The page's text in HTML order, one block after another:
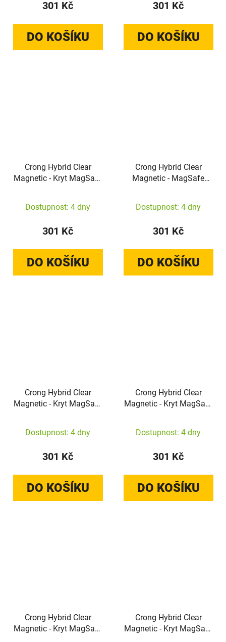
301 Kč
DO KOŠÍKU
301 Kč
DO KOŠÍKU
Crong Hybrid Clear
Magnetic - Kryt MagSafe
Dostupnost: 4 dny
301 Kč
DO KOŠÍKU
Crong Hybrid Clear
Magnetic - MagSafe
Dostupnost: 4 dny
301 Kč
DO KOŠÍKU
Crong Hybrid Clear
Magnetic - Kryt MagSafe
Dostupnost: 4 dny
301 Kč
DO KOŠÍKU
Crong Hybrid Clear
Magnetic - Kryt MagSafe
Dostupnost: 4 dny
301 Kč
DO KOŠÍKU
Crong Hybrid Clear
Magnetic - Kryt MagSafe
Crong Hybrid Clear
Magnetic - Kryt MagSafe